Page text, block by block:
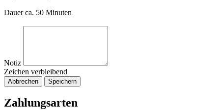
Dauer ca. 50 Minuten
Notiz
Zeichen verbleibend
Abbrechen Speichern
Zahlungsarten